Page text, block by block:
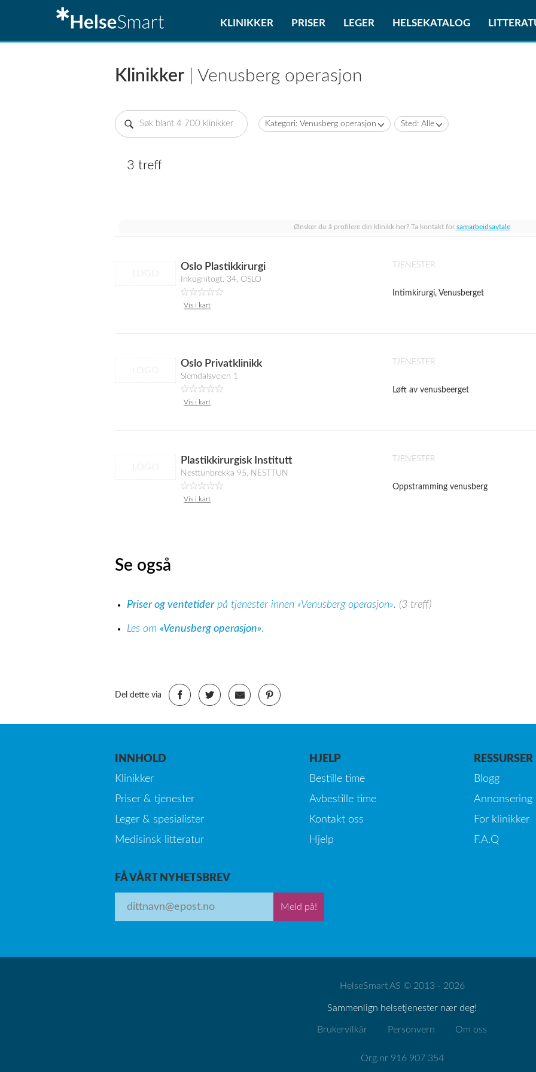
KLINIKKER PRISER LEGER HELSEKATALOG
Klinikker | Venusberg operasjon
Kategori: Venusberg operasjon Sted: Alle
3 treff
Ønsker du å profilere din klinikk her? Ta kontakt for samarbeidsavtale
Oslo Plastikkirurgi
Inkognitogt. 34, OSLO
Vis i kart
TJENESTER
Intimkirurgi, Venusberget
Oslo Privatklinikk
Slemdalsveien 1
Vis i kart
TJENESTER
Løft av venusbeerget
Plastikkirurgisk Institutt
Nesttunbrekka 95, NESTTUN
Vis i kart
TJENESTER
Oppstramming venusberg
Se også
Priser og ventetiderpå tjenester innen «Venusberg operasjon». (3 treff)
Les om «Venusberg operasjon».
Del dette via
INNHOLD
Klinikker
Priser & tjenester
Leger & spesialister
Medisinsk litteratur
HJELP
Bestille time
Avbestille time
Kontakt oss
Hjelp
RESSURSER
Blogg
Annonsering
For klinikker
F.A.Q
FÅ VÅRT NYHETSBREV
Meld på!
HelseSmart AS © 2013 - 2026
Sammenlign helsetjenester nær deg!
Brukervilkår Personvern Om oss
Org.nr 916 907 354